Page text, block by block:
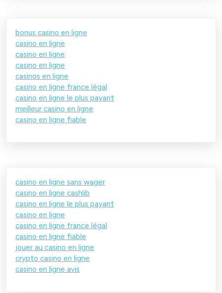
bonus casino en ligne
casino en ligne
casino en ligne
casino en ligne
casinos en ligne
casino en ligne france légal
casino en ligne le plus payant
meilleur casino en ligne
casino en ligne fiable
casino en ligne sans wager
casino en ligne cashlib
casino en ligne le plus payant
casino en ligne
casino en ligne france légal
casino en ligne fiable
jouer au casino en ligne
crypto casino en ligne
casino en ligne avis